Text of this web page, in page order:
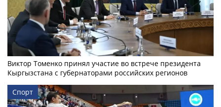
Виктор Томенко принял участие во встрече президента
Кыргызстана с губернаторами российских регионов
Спорт